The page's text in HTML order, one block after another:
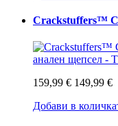
Crackstuffers™
159,99 € 149,99 €
Добави в